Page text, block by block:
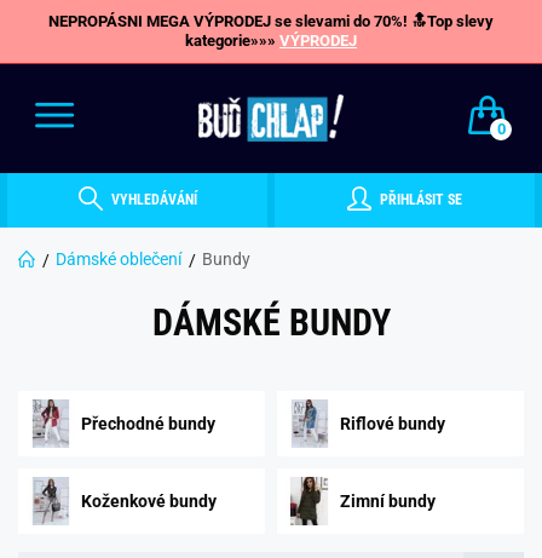
NEPROPÁSNI MEGA VÝPRODEJ se slevami do 70%! 🔝Top slevy
kategorie»»» VÝPRODEJ
0
VYHLEDÁVÁNÍ PŘIHLÁSIT SE
Dámské oblečení Bundy
DÁMSKÉ BUNDY
Přechodné bundy Riflové bundy
Koženkové bundy Zimní bundy